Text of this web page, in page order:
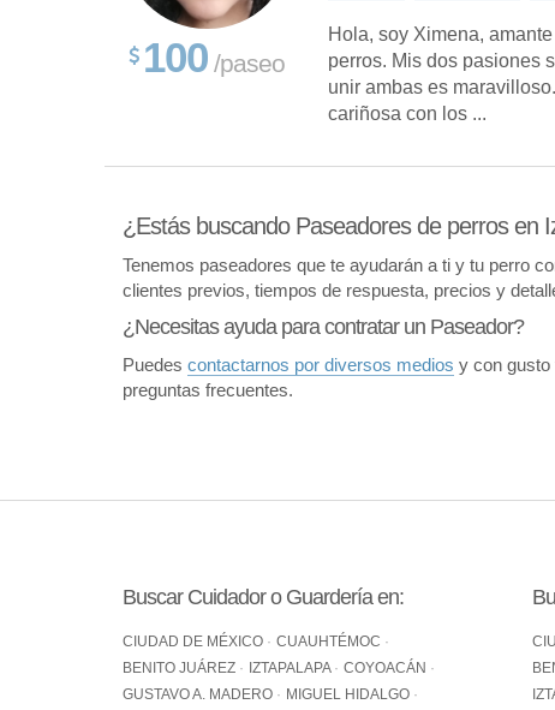
100 /paseo
Hola, soy Ximena,
perros. Mis dos pasiones
unir ambas es
cariñosa con los ...
¿Estás buscando Paseadores de perros en
Tenemos paseadores que te ayudarán a ti y tu perro
clientes previos, tiempos de respuesta, precios y
¿Necesitas ayuda para contratar un Paseador?
Puedes contactarnos por diversos medios y con gusto
preguntas frecuentes.
Buscar Cuidador o Guardería en:
CIUDAD DE MÉXICO
CUAUHTÉMOC
BENITO JUÁREZ
IZTAPALAPA
COYOACÁN
GUSTAVO A. MADERO
MIGUEL HIDALGO